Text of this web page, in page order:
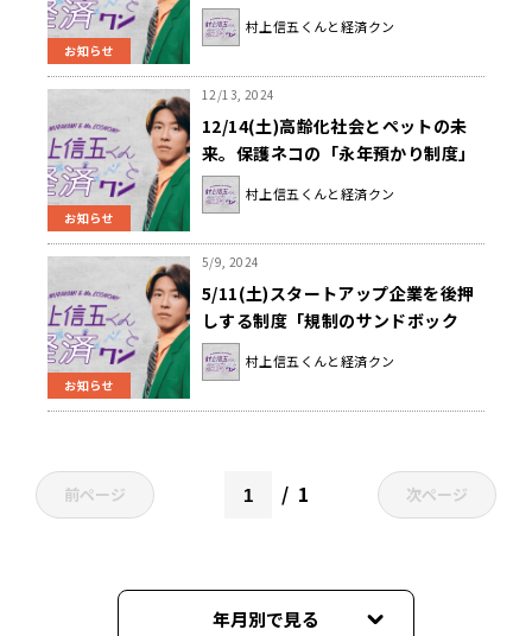
お知らせ
と経済クン』
村上信五くんと経済クン
お知らせ
12/13, 2024
12/14(土)高齢化社会とペットの未
来。保護ネコの「永年預かり制度」
に迫る！『村上信五くんと経済ク
ン』
村上信五くんと経済クン
お知らせ
5/9, 2024
5/11(土)スタートアップ企業を後押
しする制度「規制のサンドボック
ス」を学ぼう！『村上信五くんと経
済クン』
村上信五くんと経済クン
前ページ 1 次ページ
年月別で見る